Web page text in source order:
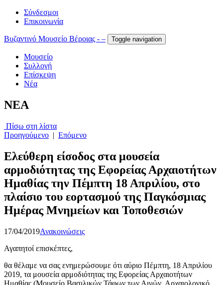
Σύνδεσμοι
Επικοινωνία
Βυζαντινό Μουσείο Βέροιας - – Toggle navigation
Μουσείο
Συλλογή
Επίσκεψη
Νέα
NEA
Πίσω στη λίστα
Προηγούμενο | Επόμενο
Ελεύθερη είσοδος στα μουσεία
αρμοδιότητας της Εφορείας Αρχαιοτήτων
Ημαθίας την Πέμπτη 18 Απριλίου, στο
πλαίσιο του εορτασμού της Παγκόσμιας
Ημέρας Μνημείων και Τοποθεσιών
17/04/2019Ανακοινώσεις
Αγαπητοί επισκέπτες,
θα θέλαμε να σας ενημερώσουμε ότι αύριο Πέμπτη, 18 Απριλίου
2019, τα μουσεία αρμοδιότητας της Εφορείας Αρχαιοτήτων
Ημαθίας (Μουσείο Βασιλικών Τάφων των Αιγών, Αρχαιολογικό